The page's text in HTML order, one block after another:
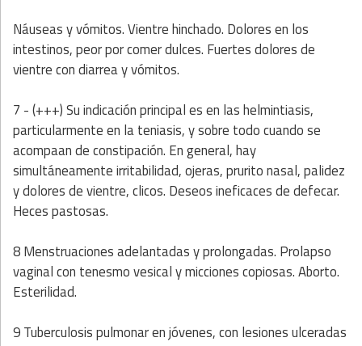
Náuseas y vómitos. Vientre hinchado. Dolores en los
intestinos, peor por comer dulces. Fuertes dolores de
vientre con diarrea y vómitos.
7 - (+++) Su indicación principal es en las helmintiasis,
particularmente en la teniasis, y sobre todo cuando se
acompaan de constipación. En general, hay
simultáneamente irritabilidad, ojeras, prurito nasal, palidez
y dolores de vientre, clicos. Deseos ineficaces de defecar.
Heces pastosas.
8 Menstruaciones adelantadas y prolongadas. Prolapso
vaginal con tenesmo vesical y micciones copiosas. Aborto.
Esterilidad.
9 Tuberculosis pulmonar en jóvenes, con lesiones ulceradas